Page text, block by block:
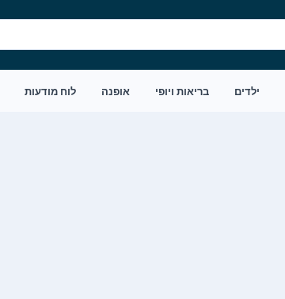
ילדים בריאות ויופי אופנה לוח מודעות